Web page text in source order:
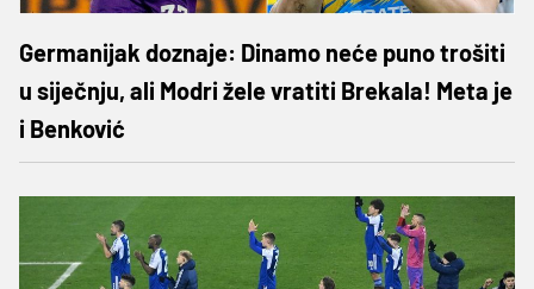
Germanijak doznaje: Dinamo neće puno trošiti
u siječnju, ali Modri žele vratiti Brekala! Meta je
i Benković